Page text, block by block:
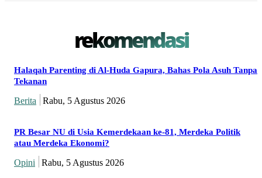
rekomendasi
Halaqah Parenting di Al-Huda Gapura, Bahas Pola Asuh Tanpa
Tekanan
Berita Rabu, 5 Agustus 2026
PR Besar NU di Usia Kemerdekaan ke-81, Merdeka Politik
atau Merdeka Ekonomi?
Opini Rabu, 5 Agustus 2026